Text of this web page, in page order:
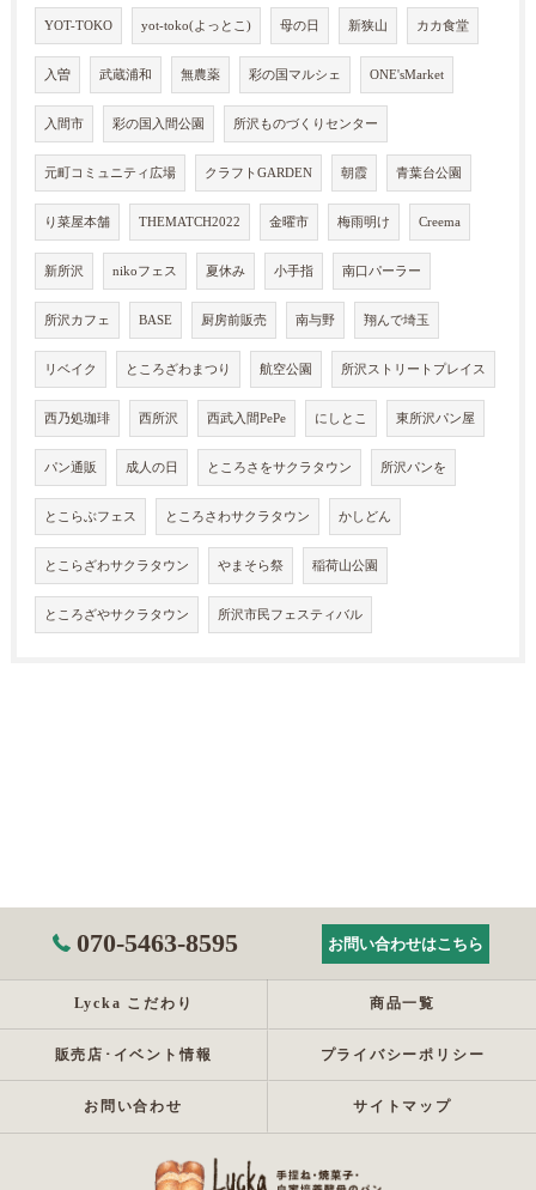
YOT-TOKO yot-toko(よっとこ) 母の日 新狭山 カカ食堂
入曽 武蔵浦和 無農薬 彩の国マルシェ ONE'sMarket
入間市 彩の国入間公園 所沢ものづくりセンター
元町コミュニティ広場 クラフトGARDEN 朝霞 青葉台公園
り菜屋本舗 THEMATCH2022 金曜市 梅雨明け Creema
新所沢 nikoフェス 夏休み 小手指 南口パーラー
所沢カフェ BASE 厨房前販売 南与野 翔んで埼玉
リベイク ところざわまつり 航空公園 所沢ストリートプレイス
西乃処珈琲 西所沢 西武入間PePe にしとこ 東所沢パン屋
パン通販 成人の日 ところさをサクラタウン 所沢パンを
とこらぶフェス ところさわサクラタウン かしどん
とこらざわサクラタウン やまそら祭 稲荷山公園
ところざやサクラタウン 所沢市民フェスティバル
070-5463-8595 お問い合わせはこちら
Lycka こだわり 商品一覧
販売店･イベント情報 プライバシーポリシー
お問い合わせ サイトマップ